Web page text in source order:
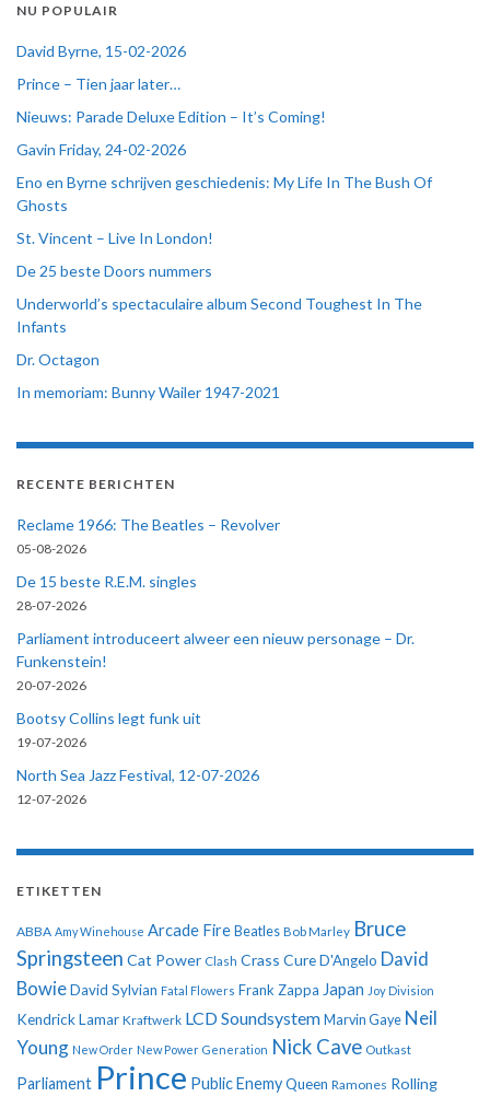
NU POPULAIR
David Byrne, 15-02-2026
Prince – Tien jaar later…
Nieuws: Parade Deluxe Edition – It’s Coming!
Gavin Friday, 24-02-2026
Eno en Byrne schrijven geschiedenis: My Life In The Bush Of
Ghosts
St. Vincent – Live In London!
De 25 beste Doors nummers
Underworld’s spectaculaire album Second Toughest In The
Infants
Dr. Octagon
In memoriam: Bunny Wailer 1947-2021
RECENTE BERICHTEN
Reclame 1966: The Beatles – Revolver
05-08-2026
De 15 beste R.E.M. singles
28-07-2026
Parliament introduceert alweer een nieuw personage – Dr.
Funkenstein!
20-07-2026
Bootsy Collins legt funk uit
19-07-2026
North Sea Jazz Festival, 12-07-2026
12-07-2026
ETIKETTEN
ABBA Amy Winehouse Arcade Fire Beatles Bob Marley Bruce
Springsteen Cat Power Clash Crass CureD'Angelo David
BowieDavid Sylvian Fatal Flowers Frank Zappa Japan Joy Division
Kendrick Lamar Kraftwerk LCD Soundsystem Marvin Gaye Neil
Young New Order New Power Generation Nick Cave Outkast
Parliament Prince Public EnemyQueen Ramones Rolling